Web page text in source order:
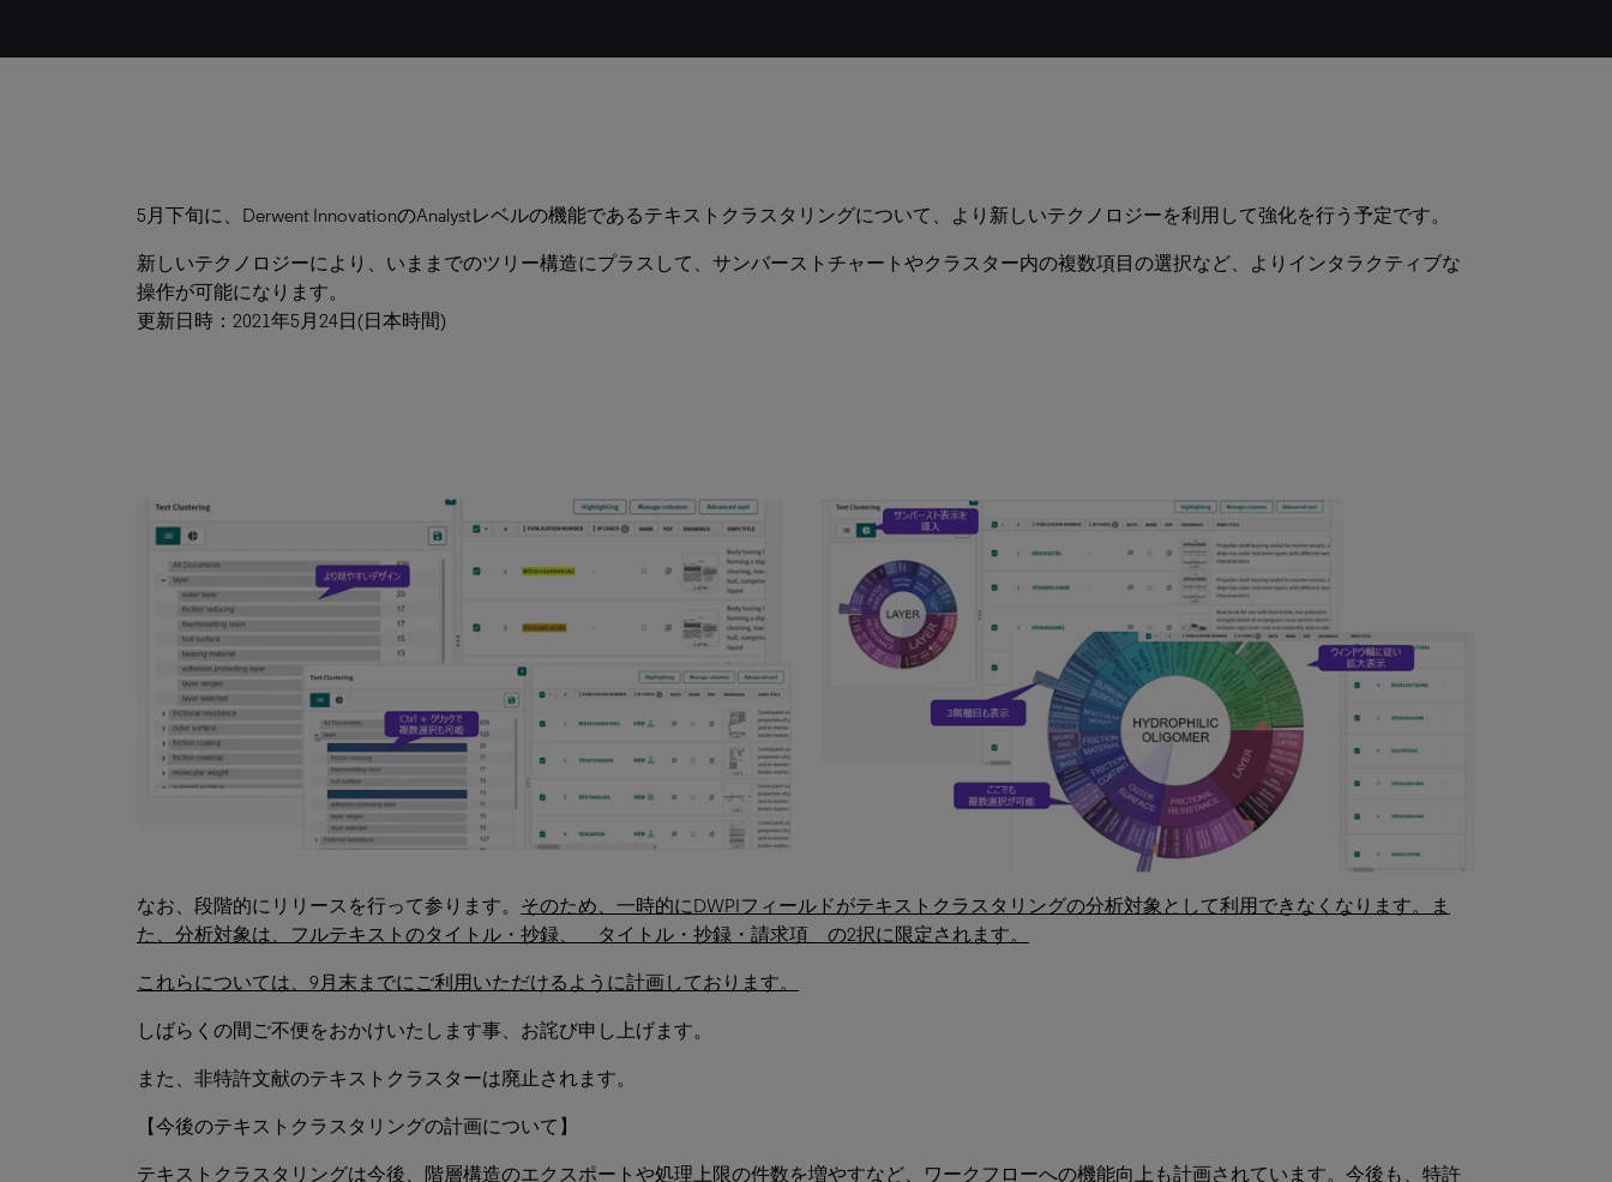
5月下旬に、Derwent InnovationのAnalystレベルの機能であるテキストクラスタリングについて、より新しいテクノロジーを利用して強化を行う予定です。
新しいテクノロジーにより、いままでのツリー構造にプラスして、サンバーストチャートやクラスター内の複数項目の選択など、よりインタラクティブな
操作が可能になります。
更新日時：2021年5月24日(日本時間)
なお、段階的にリリースを行って参ります。 そのため、一時的にDWPIフィールドがテキストクラスタリングの分析対象として利用できなくなります。ま
た、分析対象は、フルテキストのタイトル・抄録、 タイトル・抄録・請求項 の2択に限定されます。
これらについては、 9月末までにご利用いただけるように計画しております。
しばらくの間ご不便をおかけいたします事、お詫び申し上げます。
また、非特許文献のテキストクラスターは廃止されます。
【今後のテキストクラスタリングの計画について】
テキストクラスタリングは今後、階層構造のエクスポートや処理上限の件数を増やすなど、ワークフローへの機能向上も計画されています。今後も、特許